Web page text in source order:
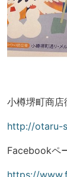
小樽堺町商店
http://otaru-
Facebookペ
https://